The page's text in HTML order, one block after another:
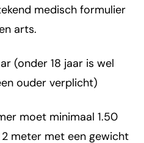
medisch formulier
arts.
(onder 18 jaar is wel
ouder verplicht)
moet minimaal 1.50
meter met een gewicht